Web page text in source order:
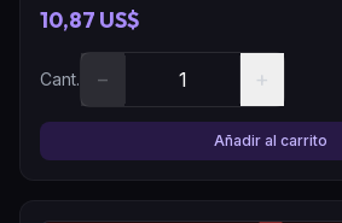
10,87 US$
Cant. − +
Añadir al carrito